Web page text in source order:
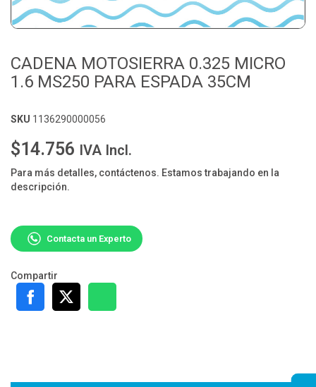
CADENA MOTOSIERRA 0.325 MICRO
1.6 MS250 PARA ESPADA 35CM
SKU 1136290000056
$14.756 IVA Incl.
Para más detalles, contáctenos. Estamos trabajando en la
descripción.
Contacta un Experto
Compartir